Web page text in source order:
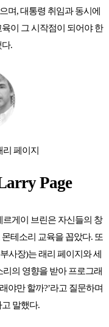
며, 대통령 취임과 동시에
이 그 시작점이 되어야 한
다.
페이지
Page
게이 브린은 자신들의 창
테소리 교육을 꼽았다. 또
사장)는 래리 페이지와 세
의 영향을 받아 프로그래
야만 할까?’라고 질문하며
말했다.